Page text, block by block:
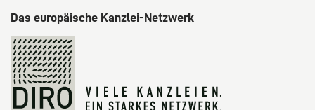
Das europäische Kanzlei-Netzwerk